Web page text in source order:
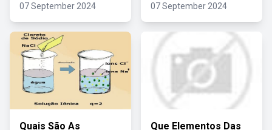
07 September 2024 07 September 2024
Quais São As Que Elementos Das